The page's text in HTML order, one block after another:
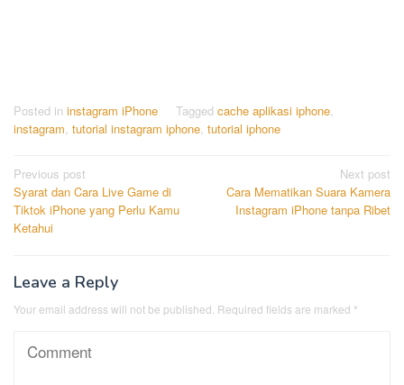
Posted in instagram iPhone Tagged cache aplikasi iphone
instagram tutorial instagram iphone tutorial iphone
Post
navigation
Previous post
Syarat dan Cara Live Game di
Tiktok iPhone yang Perlu Kamu
Ketahui
Next post
Cara Mematikan Suara Kamera
Instagram iPhone tanpa Ribet
Leave a Reply
Your email address will not be published. Required fields are marked *